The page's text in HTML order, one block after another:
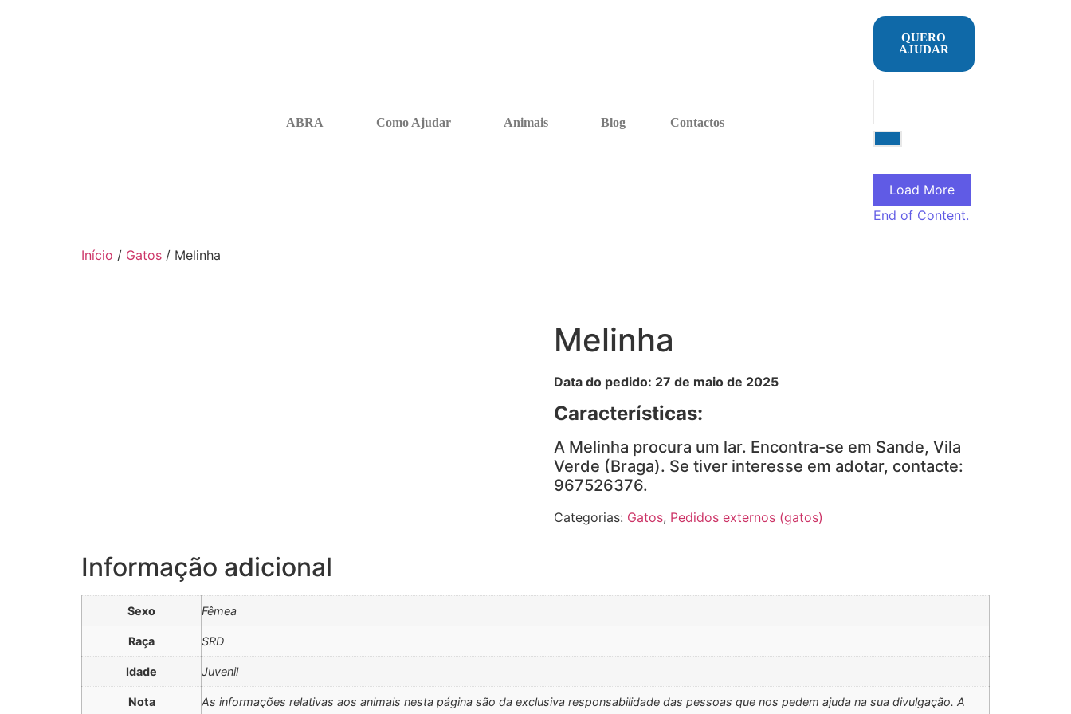
ABRA Como Ajudar Animais Blog Contactos
QUERO
AJUDAR
Load More
End of Content.
Início / Gatos / Melinha
Melinha
Data do pedido: 27 de maio de 2025
Características:
A Melinha procura um lar. Encontra-se em Sande, Vila
Verde (Braga). Se tiver interesse em adotar, contacte:
967526376.
Categorias: Gatos, Pedidos externos (gatos)
Informação adicional
Sexo Fêmea
Raça SRD
Idade Juvenil
Nota
As informações relativas aos animais nesta página são da exclusiva responsabilidade das pessoas que nos pedem ajuda na sua divulgação. A